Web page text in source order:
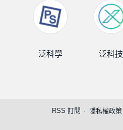
泛科學 泛科技
RSS 訂閱 隱私權政策